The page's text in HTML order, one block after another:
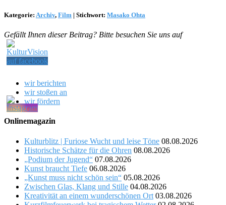
Kategorie: Archiv, Film | Stichwort: Masako Ohta
Gefällt Ihnen dieser Beitrag? Bitte besuchen Sie uns auf
wir berichten
wir stoßen an
wir fördern
Onlinemagazin
Kulturblitz | Furiose Wucht und leise Töne 08.08.2026
Historische Schätze für die Ohren 08.08.2026
„Podium der Jugend“ 07.08.2026
Kunst braucht Tiefe 06.08.2026
„Kunst muss nicht schön sein“ 05.08.2026
Zwischen Glas, Klang und Stille 04.08.2026
Kreativität an einem wunderschönen Ort 03.08.2026